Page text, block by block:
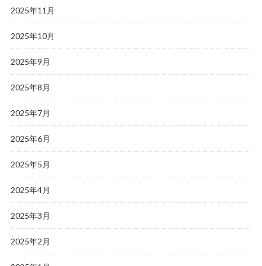
2025年11月
2025年10月
2025年9月
2025年8月
2025年7月
2025年6月
2025年5月
2025年4月
2025年3月
2025年2月